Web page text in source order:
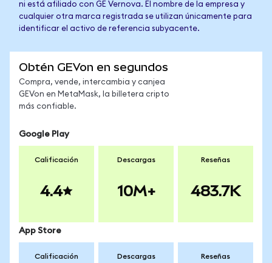
ni está afiliado con GE Vernova. El nombre de la empresa y
cualquier otra marca registrada se utilizan únicamente para
identificar el activo de referencia subyacente.
Obtén GEVon en segundos
Compra, vende, intercambia y canjea
GEVon en MetaMask, la billetera cripto
más confiable.
Google Play
Calificación
4.4
Descargas
10M+
Reseñas
483.7K
App Store
Calificación Descargas Reseñas